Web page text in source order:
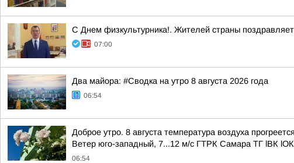
С Днем физкультурника!. Жителей страны
07:00
Два майора: #Сводка на утро 8 августа 2026 года
06:54
Доброе утро. 8 августа температура воздуха
Ветер юго-западный, 7...12 м/с ГТРК Самара ТГ lВК
06:54